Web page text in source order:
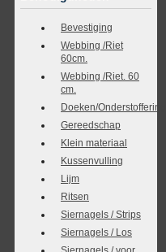
Bevestiging
Webbing /Riet
60cm.
Webbing /Riet. 60
cm.
Doeken/Onderstoffering
Gereedschap
Klein materiaal
Kussenvulling
Lijm
Ritsen
Siernagels / Strips
Siernagels / Los